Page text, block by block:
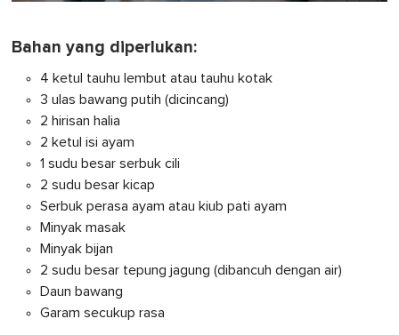
1Bahan yang diperlukan:
4 ketul tauhu lembut atau tauhu kotak
3 ulas bawang putih (dicincang)
2 hirisan halia
2 ketul isi ayam
1 sudu besar serbuk cili
2 sudu besar kicap
Serbuk perasa ayam atau kiub pati ayam
Minyak masak
Minyak bijan
2 sudu besar tepung jagung (dibancuh dengan air)
Daun bawang
Garam secukup rasa